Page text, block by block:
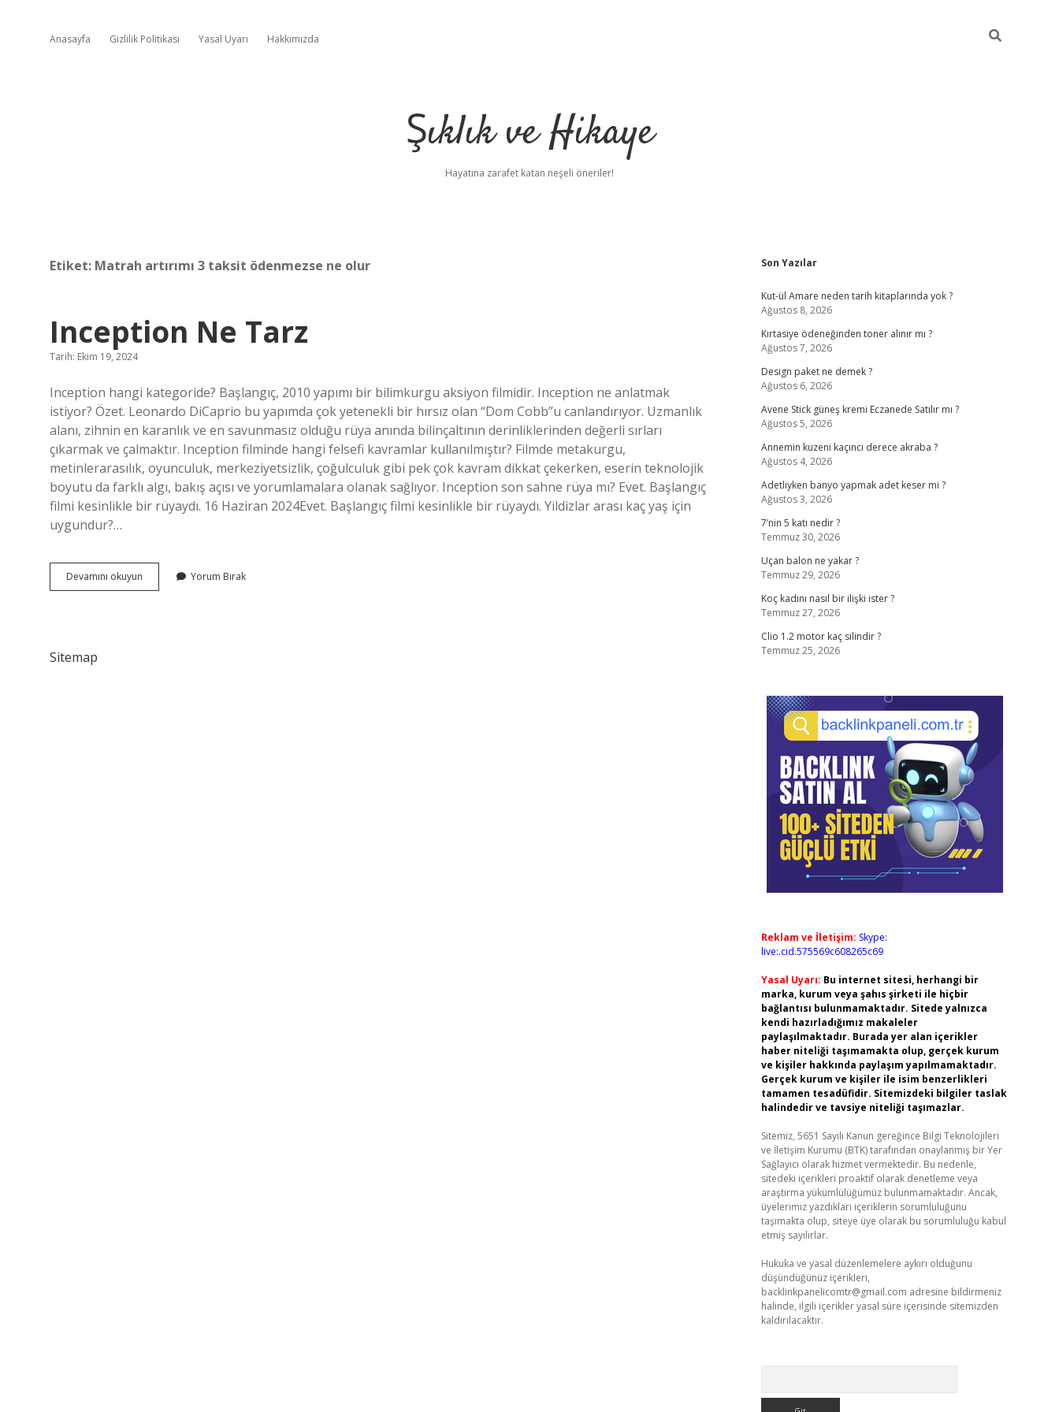
Anasayfa Gizlilik Politikası Yasal Uyarı Hakkımızda
Şıklık ve Hikaye
Hayatına zarafet katan neşeli öneriler!
Etiket: Matrah artırımı 3 taksit ödenmezse ne olur
Inception Ne Tarz
Tarih: Ekim 19, 2024
Inception hangi kategoride? Başlangıç, 2010 yapımı bir bilimkurgu aksiyon filmidir. Inception ne anlatmak
istiyor? Özet. Leonardo DiCaprio bu yapımda çok yetenekli bir hırsız olan “Dom Cobb”u canlandırıyor. Uzmanlık
alanı, zihnin en karanlık ve en savunmasız olduğu rüya anında bilinçaltının derinliklerinden değerli sırları
çıkarmak ve çalmaktır. Inception filminde hangi felsefi kavramlar kullanılmıştır? Filmde metakurgu,
metinlerarasılık, oyunculuk, merkeziyetsizlik, çoğulculuk gibi pek çok kavram dikkat çekerken, eserin teknolojik
boyutu da farklı algı, bakış açısı ve yorumlamalara olanak sağlıyor. Inception son sahne rüya mı? Evet. Başlangıç ​​
filmi kesinlikle bir rüyaydı. 16 Haziran 2024Evet. Başlangıç ​​filmi kesinlikle bir rüyaydı. Yildizlar arası kaç yaş için
uygundur?…
Devamını okuyun Inception
Ne
Yorum Bırak
Sitemap
Sidebar
Son Yazılar
Kut-ül Amare neden tarih kitaplarında yok ?
Ağustos 8, 2026
Kırtasiye ödeneğinden toner alınır mı ?
Ağustos 7, 2026
Design paket ne demek ?
Ağustos 6, 2026
Avene Stick güneş kremi Eczanede Satılır mı ?
Ağustos 5, 2026
Annemin kuzeni kaçıncı derece akraba ?
Ağustos 4, 2026
Adetliyken banyo yapmak adet keser mi ?
Ağustos 3, 2026
7’nin 5 katı nedir ?
Temmuz 30, 2026
Uçan balon ne yakar ?
Temmuz 29, 2026
Koç kadını nasıl bir ilişki ister ?
Temmuz 27, 2026
Clio 1.2 motor kaç silindir ?
Temmuz 25, 2026
Reklam ve İletişim: Skype:
live:.cid.575569c608265c69
Yasal Uyarı: Bu internet sitesi, herhangi bir
marka, kurum veya şahıs şirketi ile hiçbir
bağlantısı bulunmamaktadır. Sitede yalnızca
kendi hazırladığımız makaleler
paylaşılmaktadır. Burada yer alan içerikler
haber niteliği taşımamakta olup, gerçek kurum
ve kişiler hakkında paylaşım yapılmamaktadır.
Gerçek kurum ve kişiler ile isim benzerlikleri
tamamen tesadüfidir. Sitemizdeki bilgiler taslak
halindedir ve tavsiye niteliği taşımazlar.
Sitemiz, 5651 Sayılı Kanun gereğince Bilgi Teknolojileri
ve İletişim Kurumu (BTK) tarafından onaylanmış bir Yer
Sağlayıcı olarak hizmet vermektedir. Bu nedenle,
sitedeki içerikleri proaktif olarak denetleme veya
araştırma yükümlülüğümüz bulunmamaktadır. Ancak,
üyelerimiz yazdıkları içeriklerin sorumluluğunu
taşımakta olup, siteye üye olarak bu sorumluluğu kabul
etmiş sayılırlar.
Hukuka ve yasal düzenlemelere aykırı olduğunu
düşündüğünüz içerikleri,
backlinkpanelicomtr@gmail.com adresine bildirmeniz
halinde, ilgili içerikler yasal süre içerisinde sitemizden
kaldırılacaktır.